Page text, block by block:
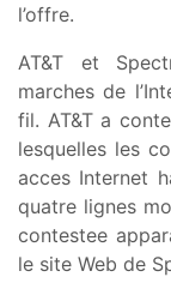
l’offre.
AT&T et
marches de
fil. AT&T a
lesquelles les
acces Internet
quatre lignes
contestee
le site Web de